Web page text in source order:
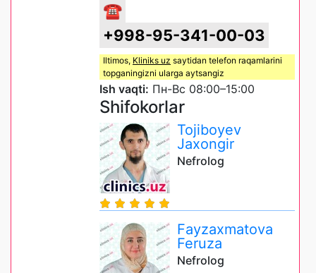
☎
+998-95-341-00-03
Iltimos, Kliniks uz saytidan telefon raqamlarini
topganingizni ularga aytsangiz
Ish vaqti: Пн-Вс 08:00–15:00
Shifokorlar
Tojiboyev
Jaxongir
Nefrolog
Fayzaxmatova
Feruza
Nefrolog